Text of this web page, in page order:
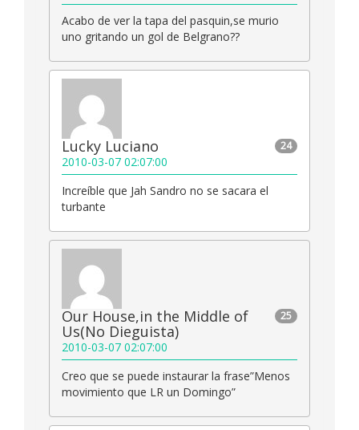
Acabo de ver la tapa del pasquin,se murio
uno gritando un gol de Belgrano??
24
Lucky Luciano
2010-03-07 02:07:00
Increíble que Jah Sandro no se sacara el
turbante
25
Our House,in the Middle of
Us(No Dieguista)
2010-03-07 02:07:00
Creo que se puede instaurar la frase”Menos
movimiento que LR un Domingo”